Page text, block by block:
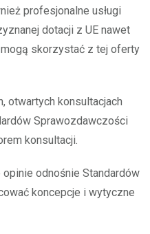
profesjonalne usługi
dotacji z UE nawet
skorzystać z tej oferty
otwartych konsultacjach
Sprawozdawczości
konsultacji.
opinie odnośnie Standardów
koncepcje i wytyczne